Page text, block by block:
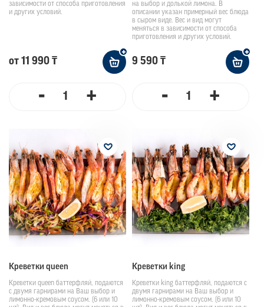
зависимости от способа приготовления
и других условий.
от 11 990 ₸
- +
на выбор и долькой лимона. В
описании указан примерный вес блюда
в сыром виде. Вес и вид могут
меняться в зависимости от способа
приготовления и других условий.
9 590 ₸
- +
Креветки queen
Креветки queen баттерфляй, подаются
с двумя гарнирами на Ваш выбор и
лимонно-кремовым соусом. (6 или 10
Креветки king
Креветки king баттерфляй, подаются с
двумя гарнирами на Ваш выбор и
лимонно-кремовым соусом. (6 или 10